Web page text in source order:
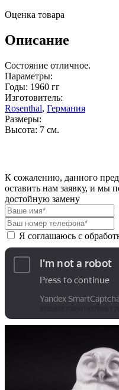
Оценка товара
Описание
Состояние отличное.
Параметры:
Годы: 1960 гг
Изготовитель:
Rosenthal, Германия
Размеры:
Высота: 7 см.
К сожалению, данного
оставить нам заявку, и мы
достойную замену
Я соглашаюсь с